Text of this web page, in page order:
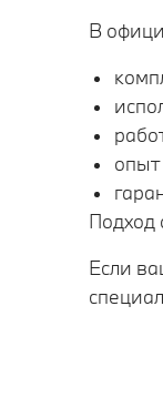
В
Подход
Если